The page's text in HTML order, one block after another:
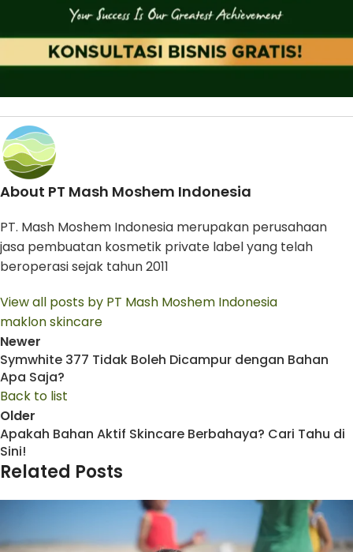
About PT Mash Moshem Indonesia
PT. Mash Moshem Indonesia merupakan perusahaan
jasa pembuatan kosmetik private label yang telah
beroperasi sejak tahun 2011
View all posts by PT Mash Moshem Indonesia
maklon skincare
Newer
Symwhite 377 Tidak Boleh Dicampur dengan Bahan
Apa Saja?
Back to list
Older
Apakah Bahan Aktif Skincare Berbahaya? Cari Tahu di
Sini!
Related Posts